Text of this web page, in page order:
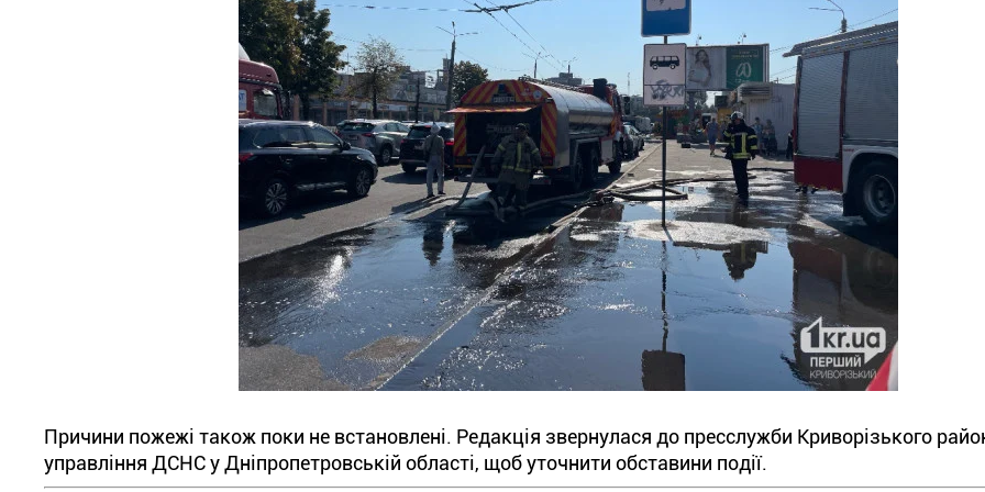
Причини пожежі також поки не встановлені. Редакція звернулася до пресслужби Криворізького
управління ДСНС у Дніпропетровській області, щоб уточнити обставини події.